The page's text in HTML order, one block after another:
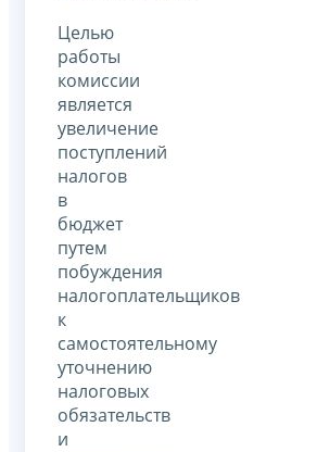
Целью
работы
комиссии
является
увеличение
поступлений
налогов
в
бюджет
путем
побуждения
налогоплательщиков
к
самостоятельному
уточнению
налоговых
обязательств
и